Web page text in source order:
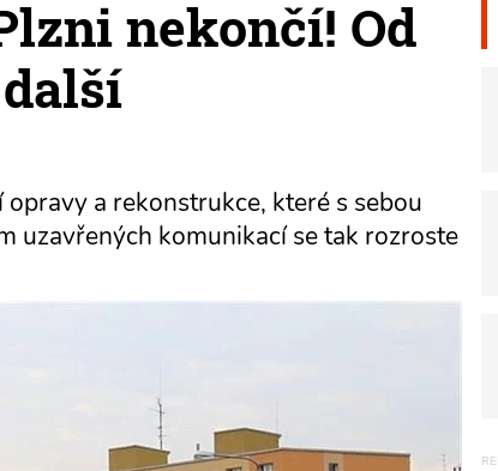
nekončí! Od
a rekonstrukce, které s sebou
uzavřených komunikací se tak rozroste